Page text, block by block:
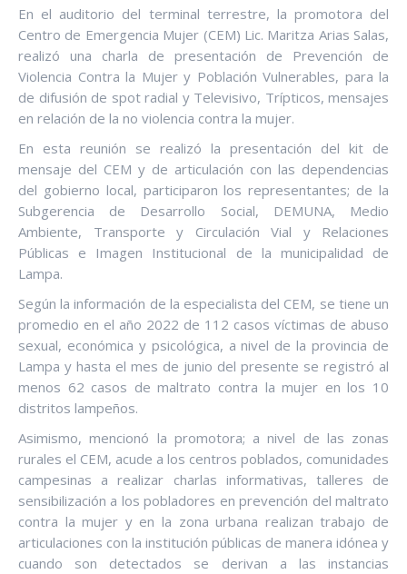
En el auditorio del terminal terrestre, la promotora del
Centro de Emergencia Mujer (CEM) Lic. Maritza Arias Salas,
realizó una charla de presentación de Prevención de
Violencia Contra la Mujer y Población Vulnerables, para la
de difusión de spot radial y Televisivo, Trípticos, mensajes
en relación de la no violencia contra la mujer.
En esta reunión se realizó la presentación del kit de
mensaje del CEM y de articulación con las dependencias
del gobierno local, participaron los representantes; de la
Subgerencia de Desarrollo Social, DEMUNA, Medio
Ambiente, Transporte y Circulación Vial y Relaciones
Públicas e Imagen Institucional de la municipalidad de
Lampa.
Según la información de la especialista del CEM, se tiene un
promedio en el año 2022 de 112 casos víctimas de abuso
sexual, económica y psicológica, a nivel de la provincia de
Lampa y hasta el mes de junio del presente se registró al
menos 62 casos de maltrato contra la mujer en los 10
distritos lampeños.
Asimismo, mencionó la promotora; a nivel de las zonas
rurales el CEM, acude a los centros poblados, comunidades
campesinas a realizar charlas informativas, talleres de
sensibilización a los pobladores en prevención del maltrato
contra la mujer y en la zona urbana realizan trabajo de
articulaciones con la institución públicas de manera idónea y
cuando son detectados se derivan a las instancias